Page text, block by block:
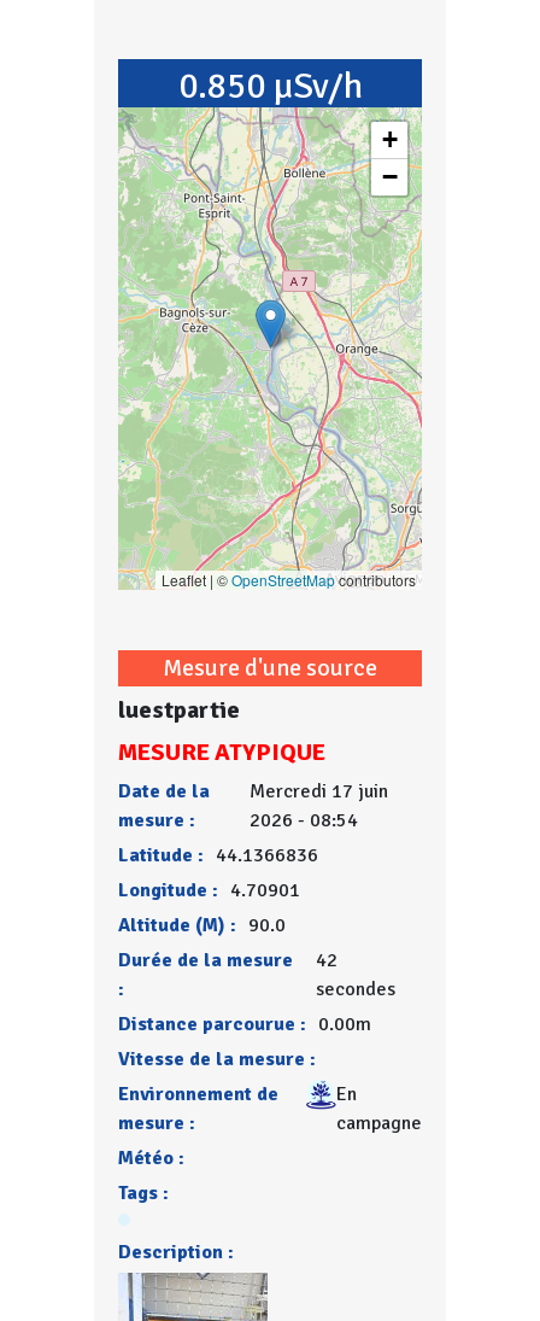
0.850 µSv/h
+
−
Leaflet | ©OpenStreetMapcontributors
Mesure d'une source
luestpartie
MESURE ATYPIQUE
Date de la
mesure :
Mercredi 17 juin
2026 - 08:54
Latitude : 44.1366836
Longitude : 4.70901
Altitude (M) : 90.0
Durée de la mesure
:
42
secondes
Distance parcourue : 0.00m
Vitesse de la mesure :
Environnement de
mesure :
En
campagne
Météo :
Tags :
Description :